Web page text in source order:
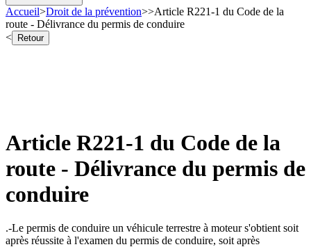
Accueil>Droit de la prévention>>Article R221-1 du Code de la
route - Délivrance du permis de conduire
<
Retour
Article R221-1 du Code de la
route - Délivrance du permis de
conduire
.-Le permis de conduire un véhicule terrestre à moteur s'obtient soit
après réussite à l'examen du permis de conduire, soit après